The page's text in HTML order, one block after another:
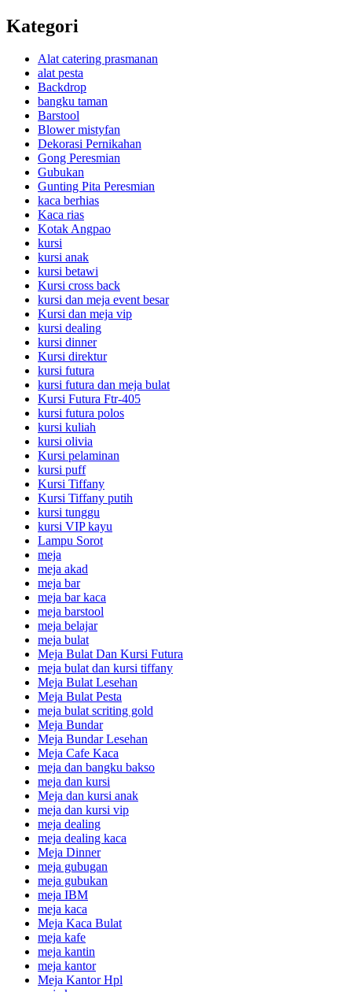
Kategori
Alat catering prasmanan
alat pesta
Backdrop
bangku taman
Barstool
Blower mistyfan
Dekorasi Pernikahan
Gong Peresmian
Gubukan
Gunting Pita Peresmian
kaca berhias
Kaca rias
Kotak Angpao
kursi
kursi anak
kursi betawi
Kursi cross back
kursi dan meja event besar
Kursi dan meja vip
kursi dealing
kursi dinner
Kursi direktur
kursi futura
kursi futura dan meja bulat
Kursi Futura Ftr-405
kursi futura polos
kursi kuliah
kursi olivia
Kursi pelaminan
kursi puff
Kursi Tiffany
Kursi Tiffany putih
kursi tunggu
kursi VIP kayu
Lampu Sorot
meja
meja akad
meja bar
meja bar kaca
meja barstool
meja belajar
meja bulat
Meja Bulat Dan Kursi Futura
meja bulat dan kursi tiffany
Meja Bulat Lesehan
Meja Bulat Pesta
meja bulat scriting gold
Meja Bundar
Meja Bundar Lesehan
Meja Cafe Kaca
meja dan bangku bakso
meja dan kursi
Meja dan kursi anak
meja dan kursi vip
meja dealing
meja dealing kaca
Meja Dinner
meja gubugan
meja gubukan
meja IBM
meja kaca
Meja Kaca Bulat
meja kafe
meja kantin
meja kantor
Meja Kantor Hpl